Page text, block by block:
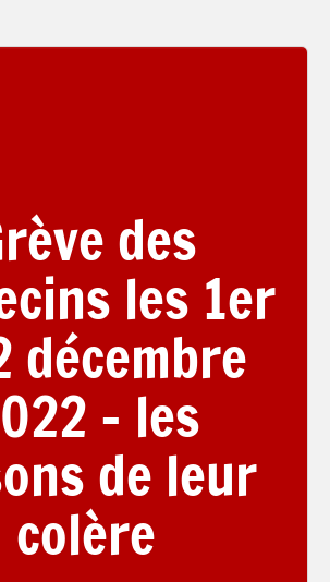
des
les 1er
décembre
– les
de leur
colère